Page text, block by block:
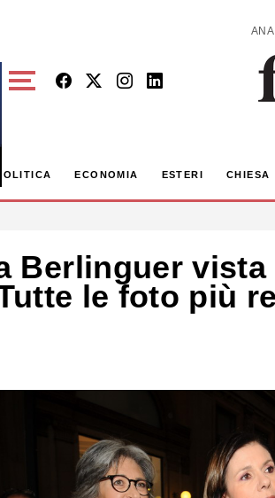
ECONOMIA ESTERI CHIESA
Berlinguer vista
le foto più